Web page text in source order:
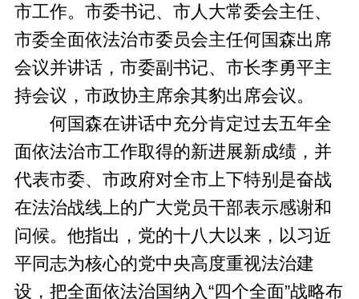
市工作。市委书记、市人大常委会主任、
市委全面依法治市委员会主任何国森出席
会议并讲话，市委副书记、市长李勇平主
持会议，市政协主席余其豹出席会议。
何国森在讲话中充分肯定过去五年全
面依法治市工作取得的新进展新成绩，并
代表市委、市政府对全市上下特别是奋战
在法治战线上的广大党员干部表示感谢和
问候。他指出，党的十八大以来，以习近
平同志为核心的党中央高度重视法治建
设，把全面依法治国纳入“四个全面”战略布